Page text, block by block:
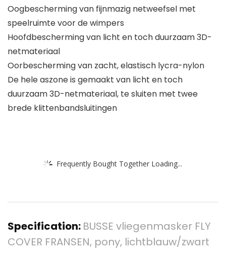
Oogbescherming van fijnmazig netweefsel met
speelruimte voor de wimpers
Hoofdbescherming van licht en toch duurzaam 3D-
netmateriaal
Oorbescherming van zacht, elastisch lycra-nylon
De hele aszone is gemaakt van licht en toch
duurzaam 3D-netmateriaal, te sluiten met twee
brede klittenbandsluitingen
Frequently Bought Together Loading...
Specification: BUSSE vliegenmasker FLY
COVER FRANSEN, pony, lichtblauw/zwart